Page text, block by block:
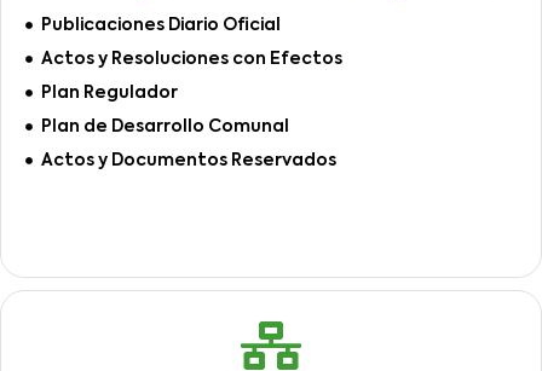
Publicaciones Diario Oficial
Actos y Resoluciones con Efectos
Plan Regulador
Plan de Desarrollo Comunal
Actos y Documentos Reservados